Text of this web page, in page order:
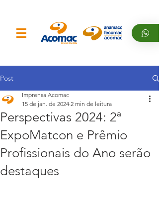
Post
Perspectivas 2024: 2ª
ExpoMatcon e Prêmio
Profissionais do Ano serão
destaques
Imprensa Acomac
15 de jan. de 2024 2 min de leitura